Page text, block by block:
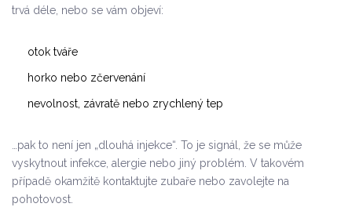
trvá déle, nebo se vám objeví:
otok tváře
horko nebo zčervenání
nevolnost, závratě nebo zrychlený tep
…pak to není jen „dlouhá injekce“. To je signál, že se může
vyskytnout infekce, alergie nebo jiný problém. V takovém
případě okamžitě kontaktujte zubaře nebo zavolejte na
pohotovost.